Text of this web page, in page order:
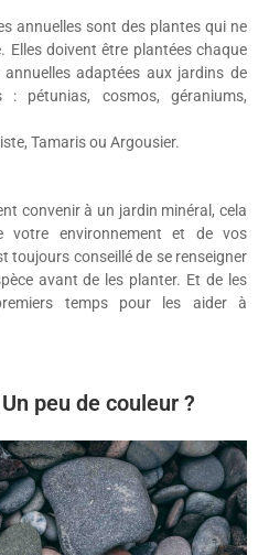
annuelles sont des plantes qui ne
Elles doivent être plantées chaque
adaptées aux jardins de
pétunias, cosmos, géraniums,
Tamaris ou Argousier.
convenir à un jardin minéral, cela
votre environnement et de vos
toujours conseillé de se renseigner
avant de les planter. Et de les
temps pour les aider à
peu de couleur ?